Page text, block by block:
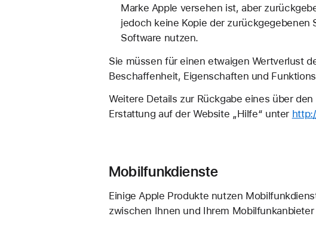
Marke Apple versehen ist, aber
jedoch keine Kopie der
Software nutzen.
Sie müssen für einen etwaigen Wertverlust
Beschaffenheit, Eigenschaften und
Weitere Details zur Rückgabe eines über
Erstattung auf der Website „Hilfe“ unter
Mobilfunkdienste
Einige Apple Produkte nutzen
zwischen Ihnen und Ihrem